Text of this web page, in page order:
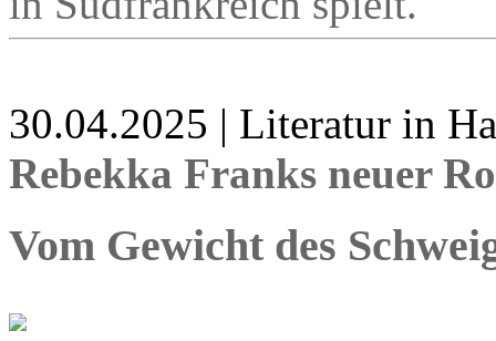
30.04.2025 | Literatur in
Rebekka Franks neuer
Vom Gewicht des